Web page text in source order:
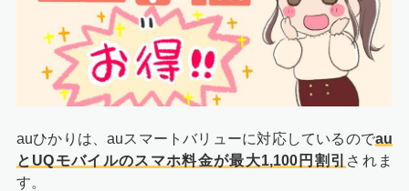
auひかりは、auスマートバリューに対応しているのでau
とUQモバイルのスマホ料金が最大1,100円割引 されま
す。